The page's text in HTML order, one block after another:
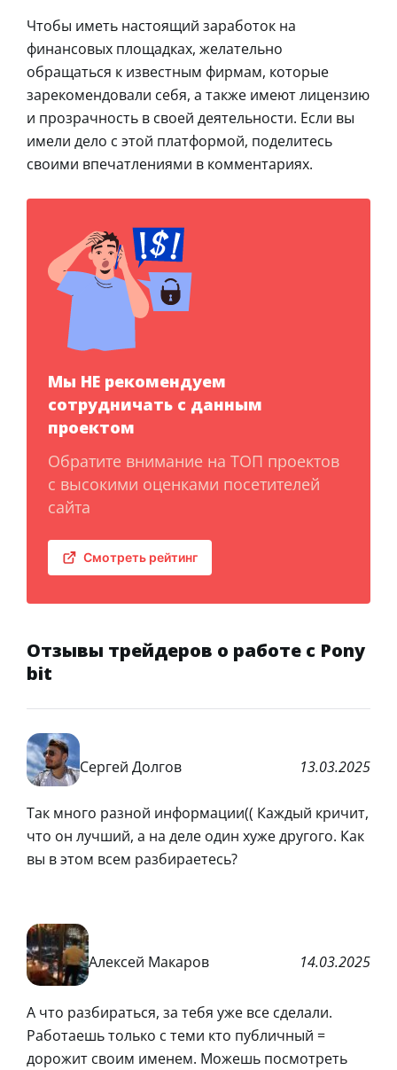
Чтобы иметь настоящий заработок на
финансовых площадках, желательно
обращаться к известным фирмам, которые
зарекомендовали себя, а также имеют лицензию
и прозрачность в своей деятельности. Если вы
имели дело с этой платформой, поделитесь
своими впечатлениями в комментариях.
Мы НЕ рекомендуем
сотрудничать с данным
проектом
Обратите внимание на ТОП проектов
с высокими оценками посетителей
сайта
Смотреть рейтинг
Отзывы трейдеров о работе с Pony
bit
Сергей Долгов 13.03.2025
Так много разной информации(( Каждый кричит,
что он лучший, а на деле один хуже другого. Как
вы в этом всем разбираетесь?
Алексей Макаров 14.03.2025
А что разбираться, за тебя уже все сделали.
Работаешь только с теми кто публичный =
дорожит своим именем. Можешь посмотреть